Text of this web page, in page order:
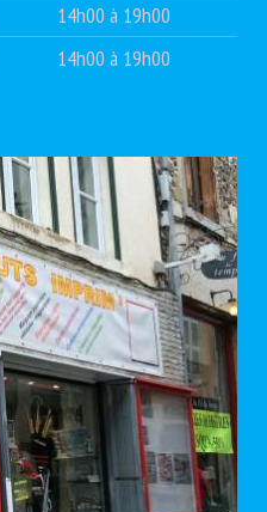
14h00 à 19h00
14h00 à 19h00